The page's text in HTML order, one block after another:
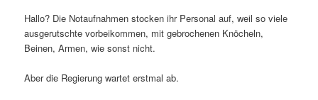
Hallo? Die Notaufnahmen stocken ihr Personal auf, weil so viele
ausgerutschte vorbeikommen, mit gebrochenen Knöcheln,
Beinen, Armen, wie sonst nicht.
Aber die Regierung wartet erstmal ab.